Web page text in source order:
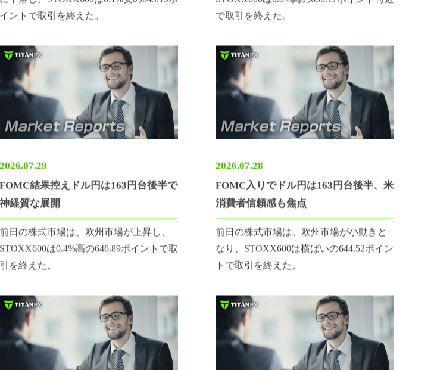
に下落し、STOXX600は0.1%安の649.19ポ
イントで取引を終えた。
STOXX600は0.8%高の650.17ポイント付近
で取引を終えた。
FOMC結果控えドル円は163円台後半で
神経質な展開
前日の株式市場は、欧州市場が上昇し、
STOXX600は0.4%高の646.89ポイントで取
引を終えた。
FOMC入りでドル円は163円台後半、米
消費者信頼感も焦点
前日の株式市場は、欧州市場が小動きと
なり、STOXX600は横ばいの644.52ポイン
トで取引を終えた。